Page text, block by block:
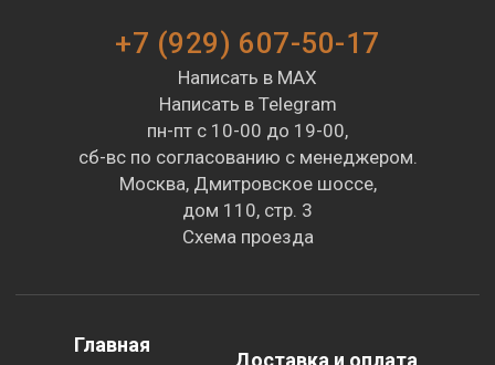
+7 (929) 607-50-17
Написать в MAX
Написать в Telegram
пн-пт с 10-00 до 19-00,
сб-вс по согласованию с менеджером.
Москва, Дмитровское шоссе,
дом 110, стр. 3
Схема проезда
Главная
Доставка и оплата